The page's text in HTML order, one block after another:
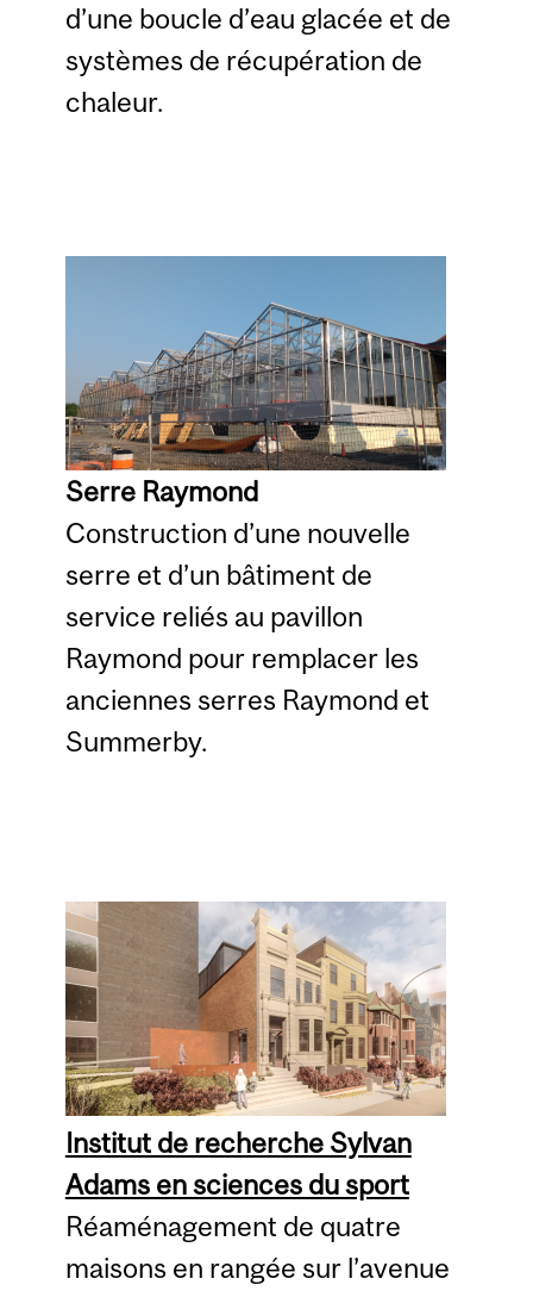
d’une boucle d’eau glacée et de
systèmes de récupération de
chaleur.
Serre Raymond
Construction d’une nouvelle
serre et d’un bâtiment de
service reliés au pavillon
Raymond pour remplacer les
anciennes serres Raymond et
Summerby.
Institut de recherche Sylvan
Adams en sciences du sport
Réaménagement de quatre
maisons en rangée sur l’avenue